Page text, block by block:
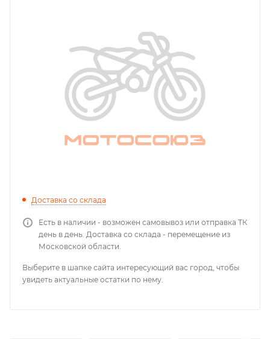
Доставка со склада
Есть в наличии - возможен самовывоз или отправка ТК
день в день. Доставка со склада - перемещение из
Московской области.
Выберите в шапке сайта интересующий вас город, чтобы
увидеть актуальные остатки по нему.